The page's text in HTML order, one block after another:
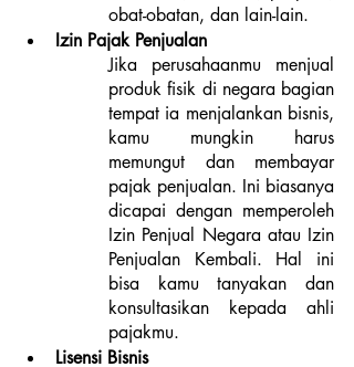
obat-obatan, dan lain-lain.
Izin Pajak Penjualan
Jika perusahaanmu menjual
produk fisik di negara bagian
tempat ia menjalankan bisnis,
kamu mungkin harus
memungut dan membayar
pajak penjualan. Ini biasanya
dicapai dengan memperoleh
Izin Penjual Negara atau Izin
Penjualan Kembali. Hal ini
bisa kamu tanyakan dan
konsultasikan kepada ahli
pajakmu.
Lisensi Bisnis